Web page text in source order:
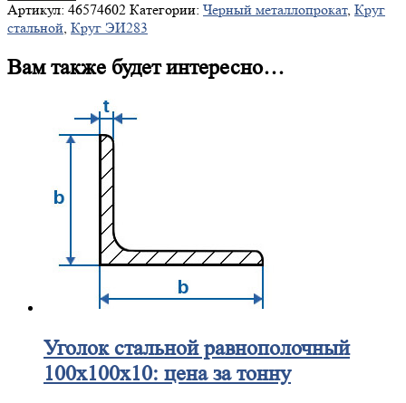
Артикул: 46574602 Категории: Черный металлопрокат, Круг
стальной, Круг ЭИ283
Вам также будет интересно…
Уголокстальной равнополочный
100х100х10: цена за тонну